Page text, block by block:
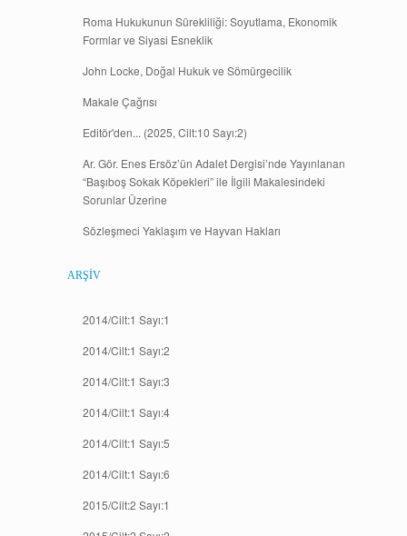
Roma Hukukunun Sürekliliği: Soyutlama, Ekonomik
Formlar ve Siyasi Esneklik
John Locke, Doğal Hukuk ve Sömürgecilik
Makale Çağrısı
Editör'den... (2025, Cilt:10 Sayı:2)
Ar. Gör. Enes Ersöz’ün Adalet Dergisi’nde Yayınlanan
“Başıboş Sokak Köpekleri” ile İlgili Makalesindeki
Sorunlar Üzerine
Sözleşmeci Yaklaşım ve Hayvan Hakları
ARŞIV
2014/Cilt:1 Sayı:1
2014/Cilt:1 Sayı:2
2014/Cilt:1 Sayı:3
2014/Cilt:1 Sayı:4
2014/Cilt:1 Sayı:5
2014/Cilt:1 Sayı:6
2015/Cilt:2 Sayı:1